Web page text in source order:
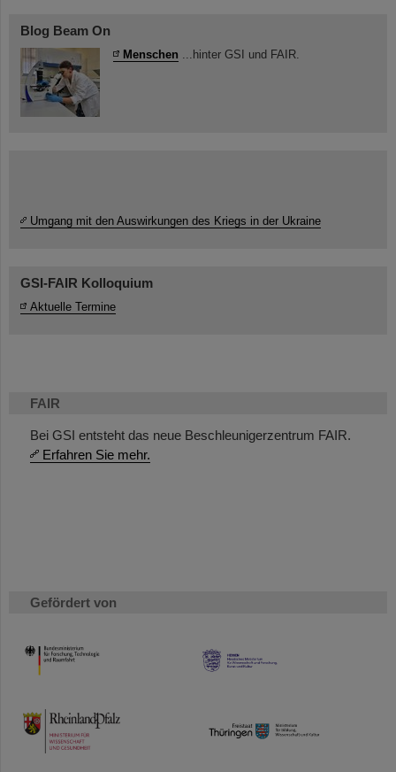
FAIR
Bei GSI entsteht das neue Beschleunigerzentrum FAIR.
Erfahren Sie mehr.
Gefördert von
HMWK
TMWWDG
Blog Beam On
Menschen ...hinter GSI und FAIR.
Umgang mit den Auswirkungen des Kriegs in der Ukraine
GSI-FAIR Kolloquium
Aktuelle Termine